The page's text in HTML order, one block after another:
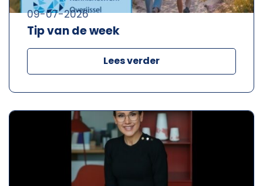
Tip van de week
09-07-2026
Lees verder